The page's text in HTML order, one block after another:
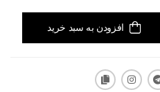
افزودن به سبد خرید